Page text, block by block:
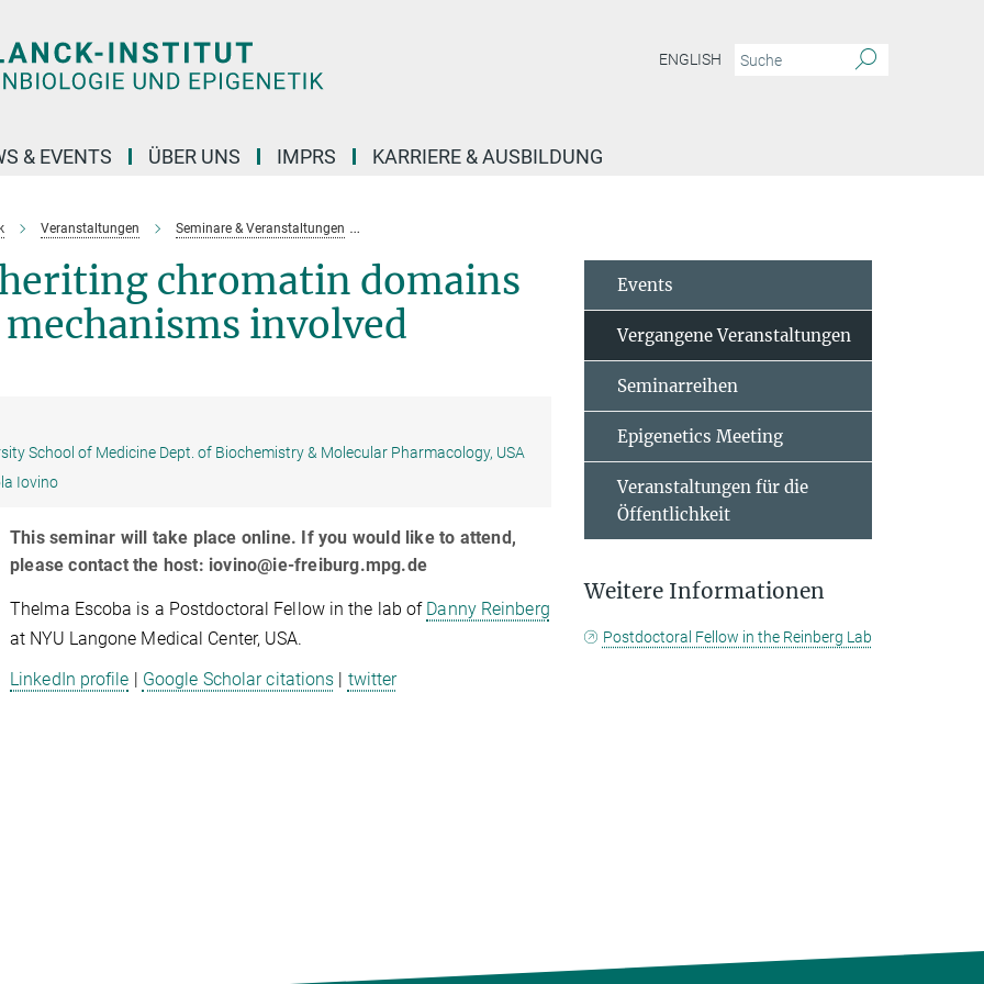
ENGLISH
& EVENTS ÜBER UNS IMPRS KARRIERE & AUSBILDUNG
Veranstaltungen Seminare & Veranstaltungen
chromatin domains
involved
School of Medicine Dept. of Biochemistry & Molecular Pharmacology, USA
Iovino
This seminar will take place online. If you would like to attend,
please contact the host: iovino@ie-freiburg.mpg.de
Thelma Escoba is a Postdoctoral Fellow in the lab of Danny Reinberg
at NYU Langone Medical Center, USA.
LinkedIn profile | Google Scholar citations | twitter
Events
Vergangene Veranstaltungen
Seminarreihen
Epigenetics Meeting
Veranstaltungen für die
Öffentlichkeit
Weitere Informationen
Postdoctoral Fellow in the Reinberg Lab